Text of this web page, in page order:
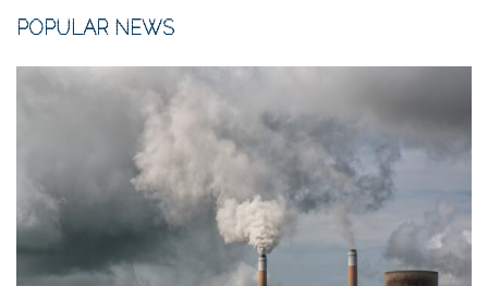
POPULAR NEWS